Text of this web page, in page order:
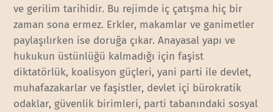
ve gerilim tarihidir. Bu rejimde iç çatışma hiç bir
zaman sona ermez. Erkler, makamlar ve ganimetler
paylaşılırken ise doruğa çıkar. Anayasal yapı ve
hukukun üstünlüğü kalmadığı için faşist
diktatörlük, koalisyon güçleri, yani parti ile devlet,
muhafazakarlar ve faşistler, devlet içi bürokratik
odaklar, güvenlik birimleri, parti tabanındaki sosyal